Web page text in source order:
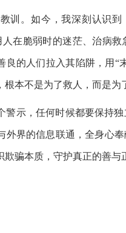
训。如今，我深刻认识
在脆弱时的迷茫、治病
良的人们拉入其陷阱，用
本不是为了救人，而是为
警示，任何时候都要保持
外界的信息联通，全身心
骗本质，守护真正的善与